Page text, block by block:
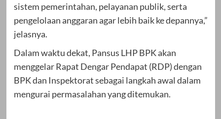
sistem pemerintahan, pelayanan publik, serta
pengelolaan anggaran agar lebih baik ke depannya,”
jelasnya.
Dalam waktu dekat, Pansus LHP BPK akan
menggelar Rapat Dengar Pendapat (RDP) dengan
BPK dan Inspektorat sebagai langkah awal dalam
mengurai permasalahan yang ditemukan.